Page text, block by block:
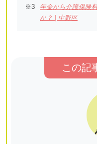
年金から介護保険
か？ | 中野区
この記